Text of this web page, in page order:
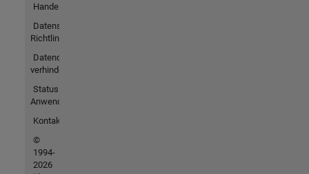
Handelsmarken
Datenschutz-
Richtlinien
Datendiebstahl
verhindern
Status von
Anwendungen
Kontakt
©
1994-
2026